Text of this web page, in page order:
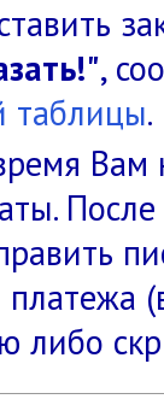
,
таблицы.
либо